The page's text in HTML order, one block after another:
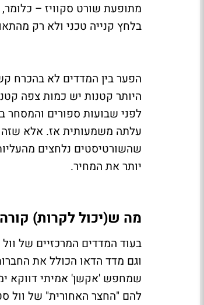
מתופעת שורט סקוויז –
בלחץ קנייה טכני ולא רק
הפער בין המדדים לא בהכרח
היותר קטנות יש כמות צפה
לפני שבועות ספורים והמסחר
עלתה משמעותית אז. אלא שזה
שהשורטיסטים נלחצים
יותר את המחיר.
מה ש(יכול לקרות)
וגם מדד הדאו הכולל את
שמחפש 'אקשן' אמיתי דווקא
להם "החצר האחורית" של וול